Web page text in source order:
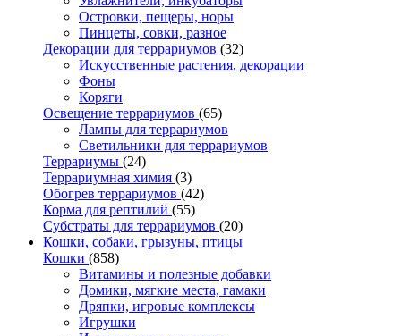
Островки, пещеры, норы
Пинцеты, совки, разное
Декорации для террариумов (32)
Искусственные растения, декорации
Фоны
Коряги
Освещение террариумов (65)
Лампы для террариумов
Светильники для террариумов
Террариумы (24)
Террариумная химия (3)
Обогрев террариумов (42)
Корма для рептилий (55)
Субстраты для террариумов (20)
Кошки, собаки, грызуны, птицы
Кошки (858)
Витамины и полезные добавки
Домики, мягкие места, гамаки
Дряпки, игровые комплексы
Игрушки